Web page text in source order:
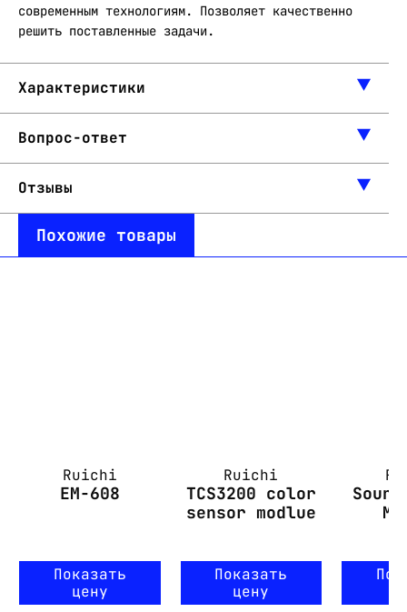
современным технологиям. Позволяет качественно
решить поставленные задачи.
Характеристики
Вопрос-ответ
Отзывы
Похожие товары
Ruichi
EM-608
Показать
цену
Ruichi
TCS3200 color
sensor modlue
Показать
цену